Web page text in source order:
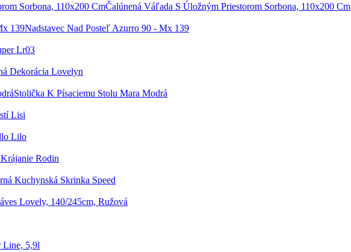
Čalúnená Váľada S Úložným Priestorom Sorbona, 110x200 Cm
Nadstavec Nad Posteľ Azurro 90 - Mx 139
Lr03
Dekorácia Lovelyn
Stolička K Písaciemu Stolu Mara Modrá
Lisi
Lilo
Rodin
Kuchynská Skrinka Speed
Lovely, 140/245cm, Ružová
Line, 5,9l